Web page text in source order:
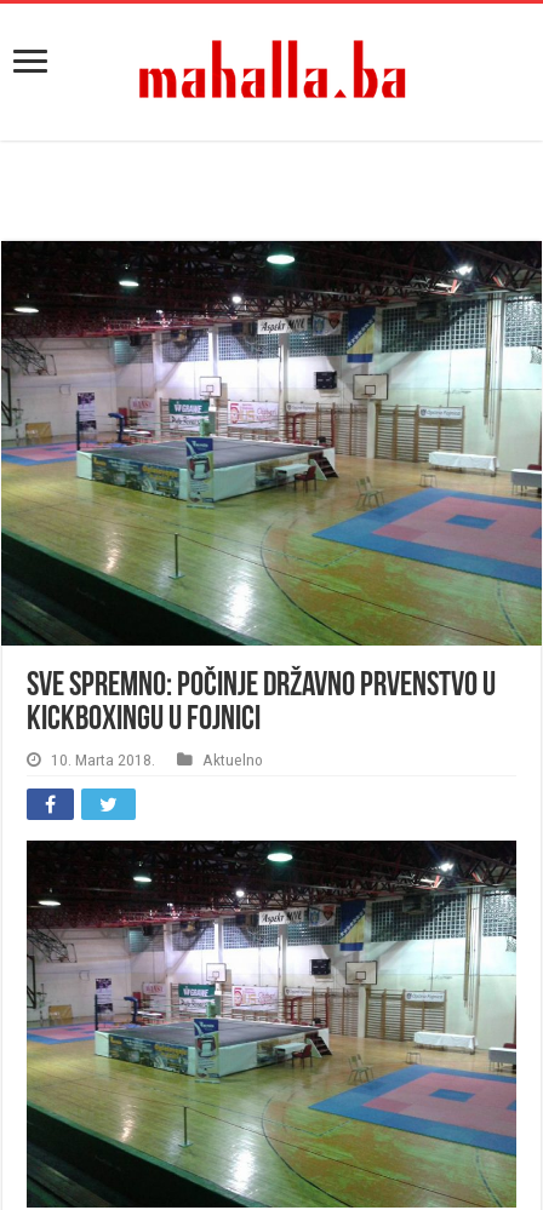
SVE SPREMNO: Počinje Državno prvenstvo u
kickboxingu u Fojnici
10. Marta 2018. Aktuelno